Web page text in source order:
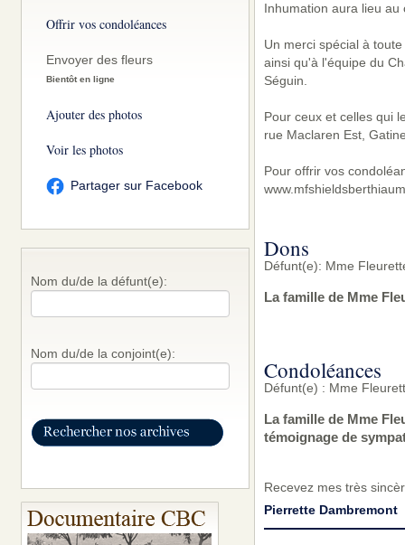
Offrir vos condoléances
Envoyer des fleurs
Bientôt en ligne
Ajouter des photos
Voir les photos
Partager sur Facebook
Nom du/de la défunt(e):
Nom du/de la conjoint(e):
Inhumation aura lieu
Un merci spécial à
ainsi qu'à l'équipe du
Séguin.
Pour ceux et celles qui
rue Maclaren Est,
Pour offrir vos
Dons
Défunt(e): Mme
La famille de Mme
Condoléances
Défunt(e) : Mme
La famille de Mme
témoignage de
Recevez mes très
Pierrette Dambremont